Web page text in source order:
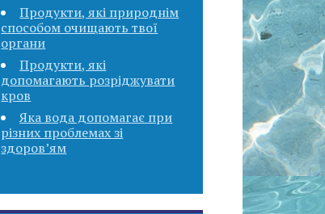
Продукти, які природнім
способом очищають твої
органи
Продукти, які
допомагають розріджувати
кров
Яка вода допомагає при
різних проблемах зі
здоров’ям